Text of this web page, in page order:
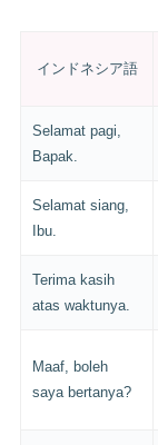
インドネシア語
Selamat pagi,
Bapak.
Selamat siang,
Ibu.
Terima kasih
atas waktunya.
Maaf, boleh
saya bertanya?